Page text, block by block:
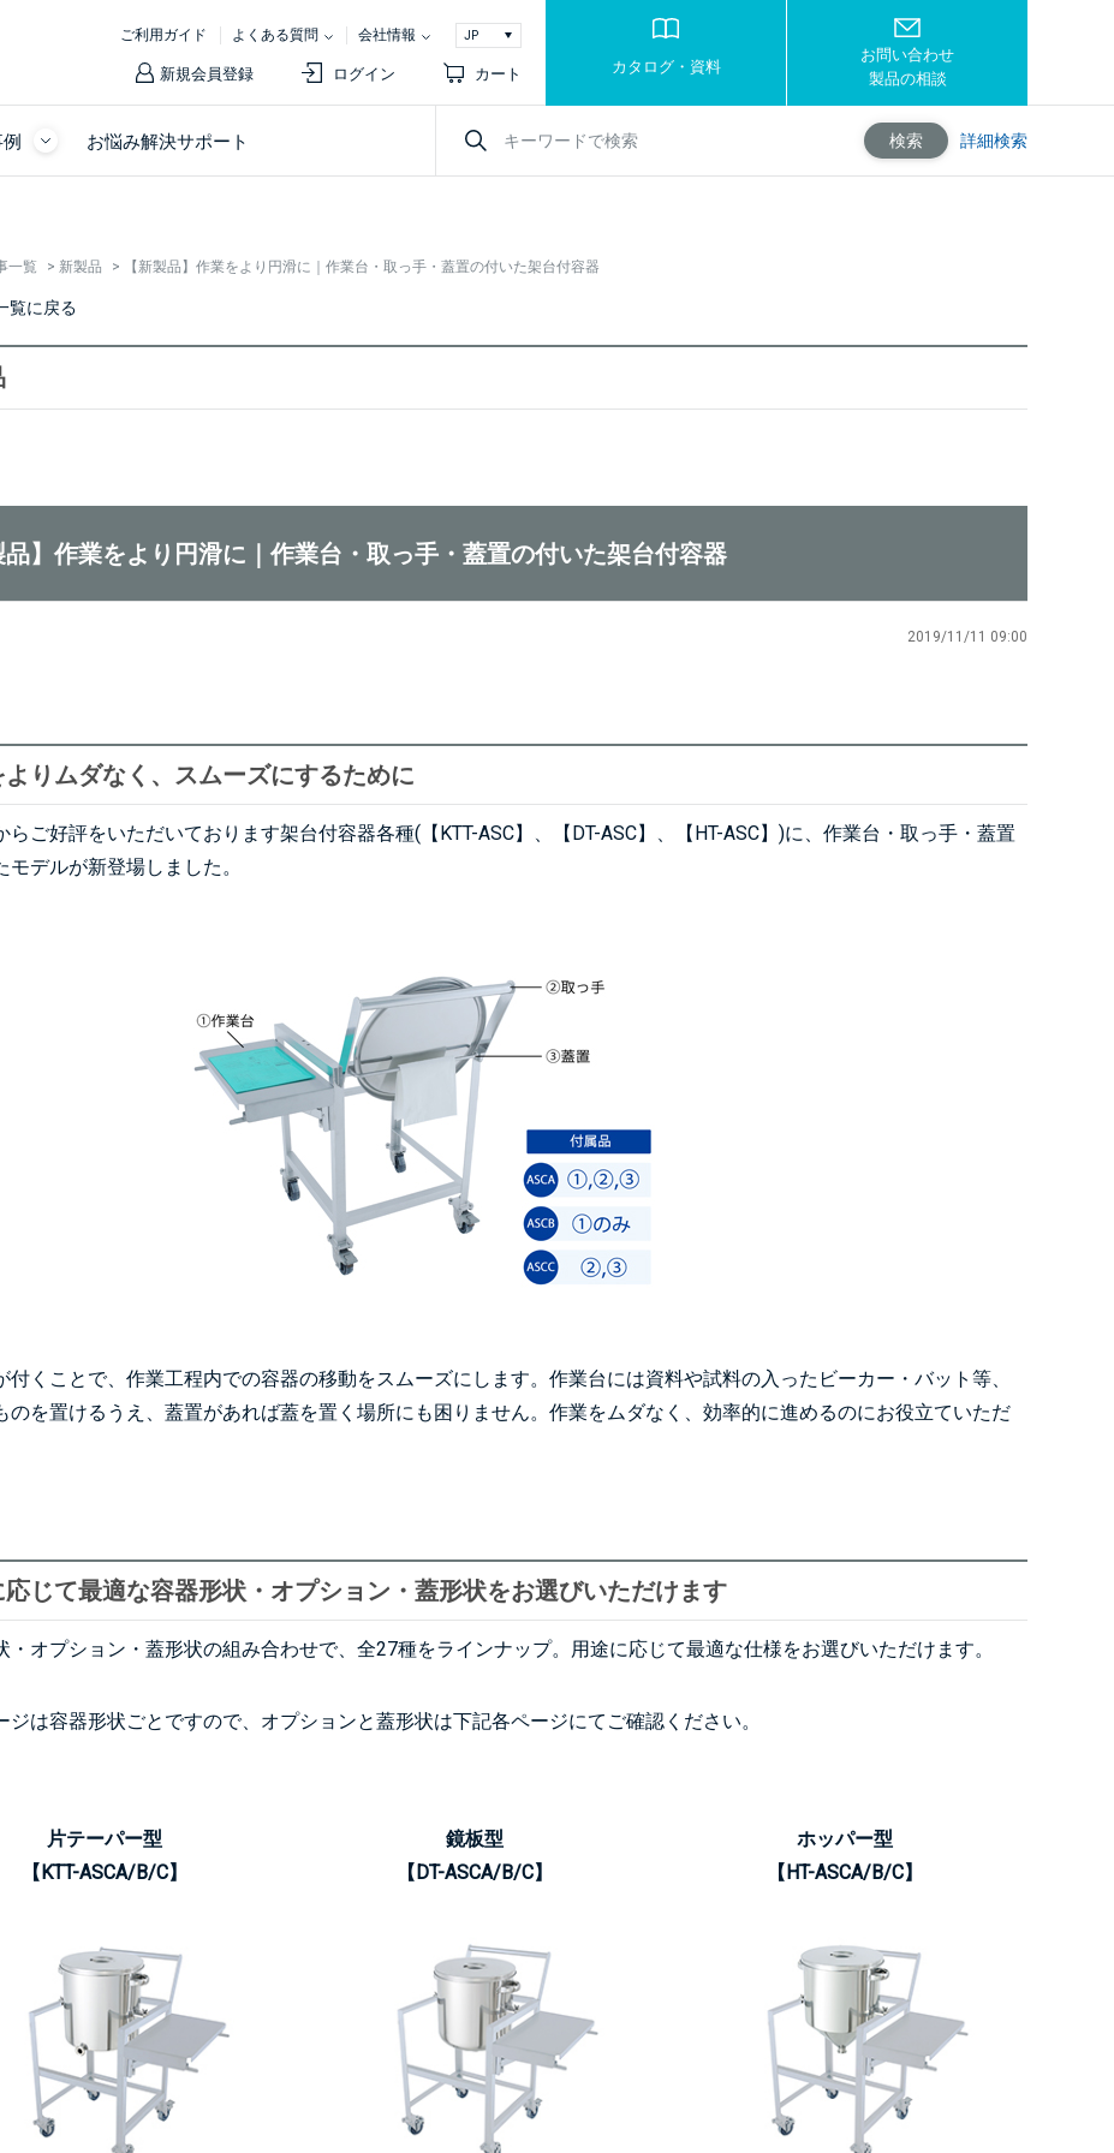
ご利用ガイド よくある質問 会社情報
新規会員登録 ログイン カート カタログ・資料
お問い合わせ
製品の相談
お悩み解決サポート 検索 詳細検索
一覧 > 新製品 > 【新製品】作業をより円滑に｜作業台・取っ手・蓋置の付いた架台付容器
覧に戻る
品】作業をより円滑に｜作業台・取っ手・蓋置の付いた架台付容器
2019/11/11 09:00
りムダなく、スムーズにするために
らご好評をいただいております架台付容器各種( 【KTT-ASC】 、 【DT-ASC】 、 【HT-ASC】 )に、作業台・取っ手・蓋置
モデルが新登場しました。
付くことで、作業工程内での容器の移動をスムーズにします。作業台には資料や試料の入ったビーカー・バット等、
のを置けるうえ、蓋置があれば蓋を置く場所にも困りません。作業をムダなく、効率的に進めるのにお役立ていただ
応じて最適な容器形状・オプション・蓋形状をお選びいただけます
・オプション・蓋形状の組み合わせで、全27種をラインナップ。用途に応じて最適な仕様をお選びいただけます。
ジは容器形状ごとですので、オプションと蓋形状は下記各ページにてご確認ください。
片テーパー型
【KTT-ASCA/B/C】
鏡板型
【DT-ASCA/B/C】
ホッパー型
【HT-ASCA/B/C】